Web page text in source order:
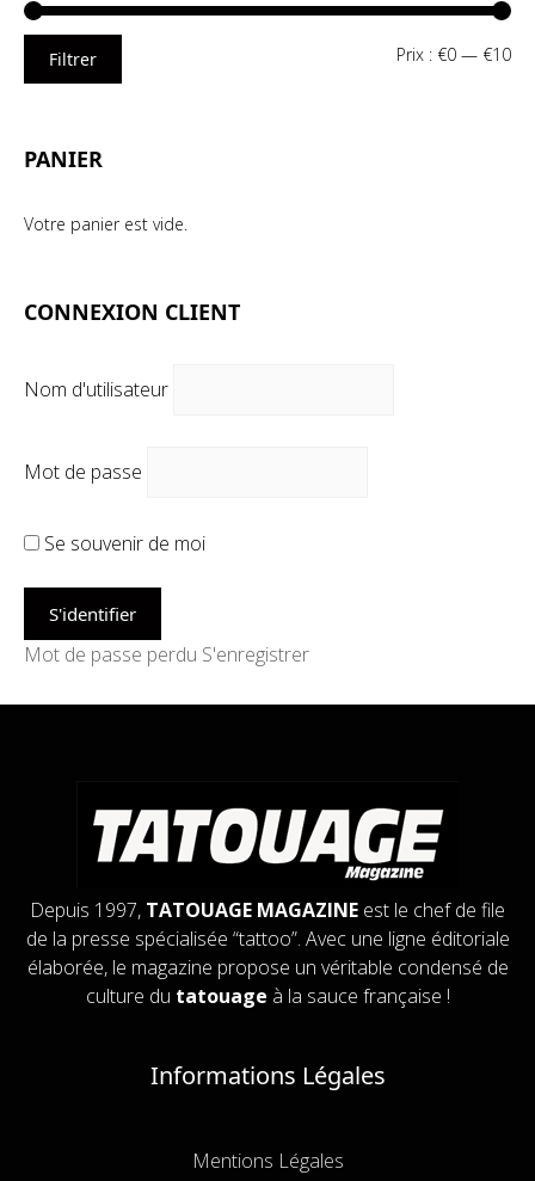
Filtrer Prix : €0 — €10
PANIER
Votre panier est vide.
CONNEXION CLIENT
Nom d'utilisateur
Mot de passe
Se souvenir de moi
Mot de passe perdu S'enregistrer
Depuis 1997, TATOUAGE MAGAZINE est le chef de file
de la presse spécialisée “tattoo”. Avec une ligne éditoriale
élaborée, le magazine propose un véritable condensé de
culture du tatouage à la sauce française !
Informations Légales
Mentions Légales